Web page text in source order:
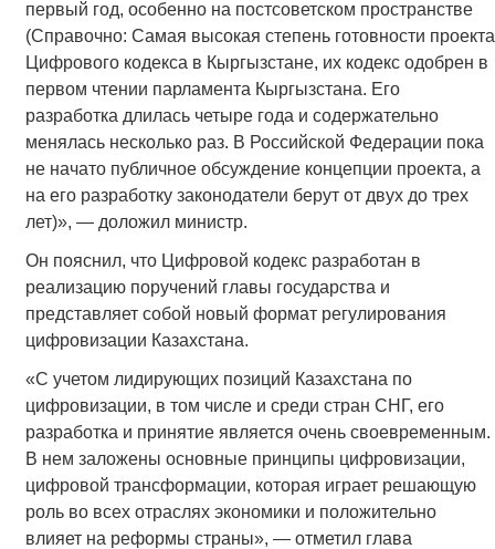
первый год, особенно на постсоветском пространстве
(Справочно: Самая высокая степень готовности проекта
Цифрового кодекса в Кыргызстане, их кодекс одобрен в
первом чтении парламента Кыргызстана. Его
разработка длилась четыре года и содержательно
менялась несколько раз. В Российской Федерации пока
не начато публичное обсуждение концепции проекта, а
на его разработку законодатели берут от двух до трех
лет)», — доложил министр.
Он пояснил, что Цифровой кодекс разработан в
реализацию поручений главы государства и
представляет собой новый формат регулирования
цифровизации Казахстана.
«С учетом лидирующих позиций Казахстана по
цифровизации, в том числе и среди стран СНГ, его
разработка и принятие является очень своевременным.
В нем заложены основные принципы цифровизации,
цифровой трансформации, которая играет решающую
роль во всех отраслях экономики и положительно
влияет на реформы страны», — отметил глава